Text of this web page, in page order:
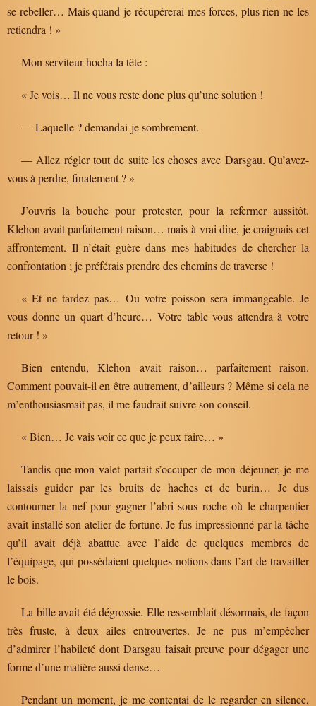
se rebeller… Mais quand je récupérerai mes forces, plus rien ne les
retiendra ! »
Mon serviteur hocha la tête :
« Je vois… Il ne vous reste donc plus qu’une solution !
— Laquelle ? demandai-je sombrement.
— Allez régler tout de suite les choses avec Darsgau. Qu’avez-
vous à perdre, finalement ? »
J’ouvris la bouche pour protester, pour la refermer aussitôt.
Klehon avait parfaitement raison… mais à vrai dire, je craignais cet
affrontement. Il n’était guère dans mes habitudes de chercher la
confrontation ; je préférais prendre des chemins de traverse !
« Et ne tardez pas… Ou votre poisson sera immangeable. Je
vous donne un quart d’heure… Votre table vous attendra à votre
retour ! »
Bien entendu, Klehon avait raison… parfaitement raison.
Comment pouvait-il en être autrement, d’ailleurs ? Même si cela ne
m’enthousiasmait pas, il me faudrait suivre son conseil.
« Bien… Je vais voir ce que je peux faire… »
Tandis que mon valet partait s’occuper de mon déjeuner, je me
laissais guider par les bruits de haches et de burin… Je dus
contourner la nef pour gagner l’abri sous roche où le charpentier
avait installé son atelier de fortune. Je fus impressionné par la tâche
qu’il avait déjà abattue avec l’aide de quelques membres de
l’équipage, qui possédaient quelques notions dans l’art de travailler
le bois.
La bille avait été dégrossie. Elle ressemblait désormais, de façon
très fruste, à deux ailes entrouvertes. Je ne pus m’empêcher
d’admirer l’habileté dont Darsgau faisait preuve pour dégager une
forme d’une matière aussi dense…
Pendant un moment, je me contentai de le regarder en silence,